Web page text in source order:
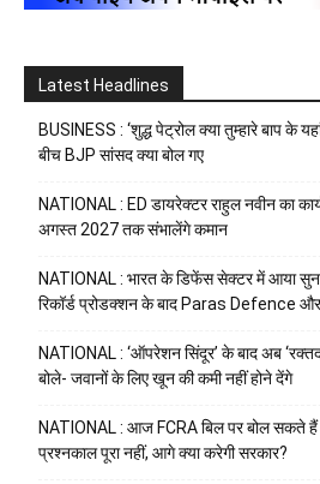
Latest Headlines
BUSINESS : ‘शुद्ध पेट्रोल क्या तुम्हारे बाप के
बीच BJP सांसद क्या बोल गए
NATIONAL : ED डायरेक्टर राहुल नवीन का
अगस्त 2027 तक संभालेंगे कमान
NATIONAL : भारत के डिफेंस सेक्टर में आया
रिकॉर्ड प्रोडक्शन के बाद Paras Defence
NATIONAL : ‘ऑपरेशन सिंदूर’ के बाद अब
बोले- जवानों के लिए खून की कमी नहीं होने देंगे
NATIONAL : आज FCRA बिल पर बोल सकते हैं
प्रश्नकाल पूरा नहीं, आगे क्या करेगी सरकार?